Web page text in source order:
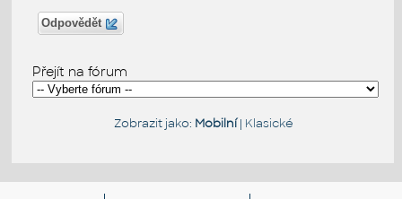
Odpovědět
Přejít na fórum
Zobrazit jako: Mobilní| Klasické